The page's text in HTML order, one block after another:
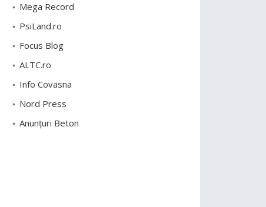
Mega Record
PsiLand.ro
Focus Blog
ALTC.ro
Info Covasna
Nord Press
Anunțuri Beton